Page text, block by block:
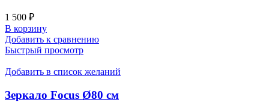
1 500 ₽
В корзину
Добавить к сравнению
Быстрый просмотр
Добавить в список желаний
Зеркало Focus Ø80 см